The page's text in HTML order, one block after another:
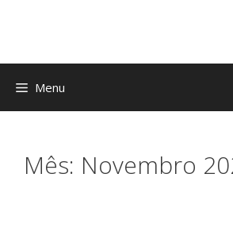
conteúdo
Menu
Mês: Novembro